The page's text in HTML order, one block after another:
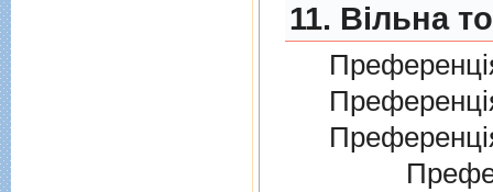
11. Вільна